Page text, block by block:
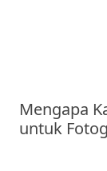
Mengapa
untuk